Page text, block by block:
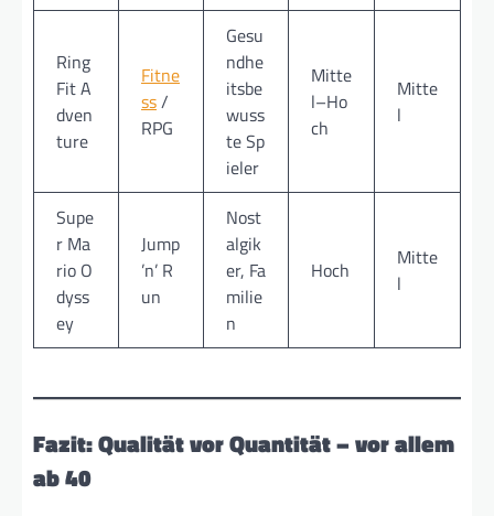
Ring
Fit A
dven
ture
Fitne
ss/
RPG
Gesu
ndhe
itsbe
wuss
te Sp
ieler
Mitte
l–Ho
ch
Mitte
l
Supe
r Ma
rio O
dyss
ey
Jump
’n’ R
un
Nost
algik
er, Fa
milie
n
Hoch
Mitte
l
Fazit: Qualität vor Quantität – vor allem
ab 40